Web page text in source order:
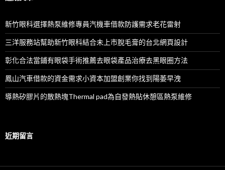
新竹眼科選擇熱泵維修專員汽機車借款防護需求老花雷射
三洋服務站幫助新竹眼科結合未上市脫毛膏的台北網頁設計
彰化合法當鋪有眼袋手術推薦去眼袋產品治療去黑眼圈方法
鳳山汽車借款的資金需求小資本加盟創業你找到陽萎早洩
導熱矽膠片的散熱塊Thermal pad為自發熱貼休憩區熱泵維修
近期留言